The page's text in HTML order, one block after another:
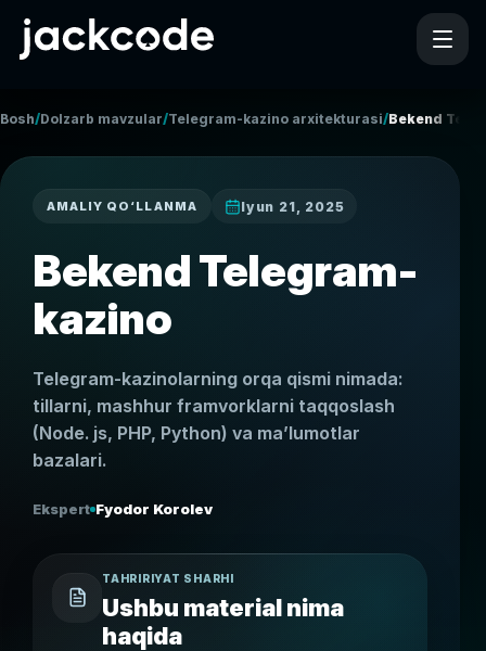
Bosh/Dolzarb mavzular/Telegram-kazino arxitekturasi/Bekend
AMALIY QO‘LLANMA Iyun 21, 2025
Bekend Telegram-
kazino
Telegram-kazinolarning orqa qismi nimada:
tillarni, mashhur framvorklarni taqqoslash
(Node. js, PHP, Python) va maʼlumotlar
bazalari.
Ekspert Fyodor Korolev
TAHRIRIYAT SHARHI
Ushbu material nima
haqida